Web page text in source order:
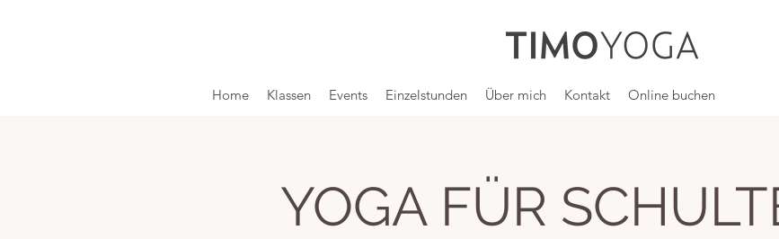
Home Klassen Events Einzelstunden Über mich Kontakt Online buchen
YOGA FÜR